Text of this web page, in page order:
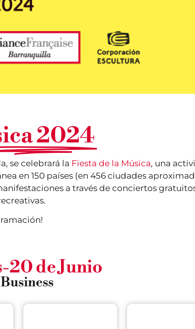
2024
se celebrará la Fiesta de la Música, una
en 150 países (en 456 ciudades
a través de conciertos
20 de Junio